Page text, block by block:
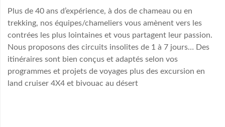
Plus de 40 ans d’expérience, à dos de chameau ou en
trekking, nos équipes/chameliers vous amènent vers les
contrées les plus lointaines et vous partagent leur passion.
Nous proposons des circuits insolites de 1 à 7 jours… Des
itinéraires sont bien conçus et adaptés selon vos
programmes et projets de voyages plus des excursion en
land cruiser 4X4 et bivouac au désert